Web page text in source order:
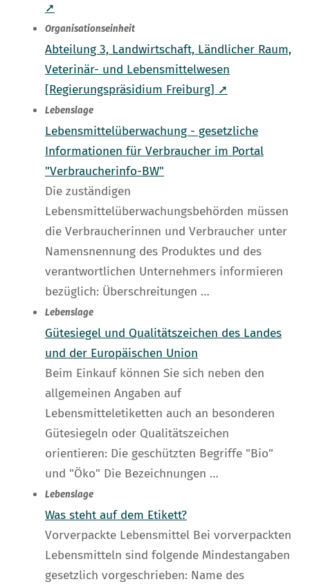
➚
Organisationseinheit
Abteilung 3, Landwirtschaft, Ländlicher Raum,
Veterinär- und Lebensmittelwesen
[Regierungspräsidium Freiburg] ➚
Lebenslage
Lebensmittelüberwachung - gesetzliche
Informationen für Verbraucher im Portal
"Verbraucherinfo-BW"
Die zuständigen
Lebensmittelüberwachungsbehörden müssen
die Verbraucherinnen und Verbraucher unter
Namensnennung des Produktes und des
verantwortlichen Unternehmers informieren
bezüglich: Überschreitungen …
Lebenslage
Gütesiegel und Qualitätszeichen des Landes
und der Europäischen Union
Beim Einkauf können Sie sich neben den
allgemeinen Angaben auf
Lebensmitteletiketten auch an besonderen
Gütesiegeln oder Qualitätszeichen
orientieren: Die geschützten Begriffe "Bio"
und "Öko" Die Bezeichnungen …
Lebenslage
Was steht auf dem Etikett?
Vorverpackte Lebensmittel Bei vorverpackten
Lebensmitteln sind folgende Mindestangaben
gesetzlich vorgeschrieben: Name des